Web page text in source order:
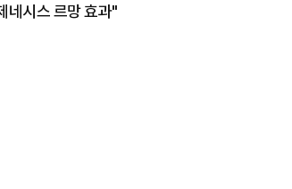
네시스 르망 효과"